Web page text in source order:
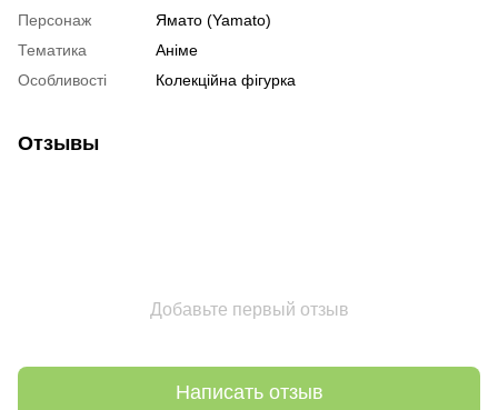
Персонаж
Ямато (Yamato)
Тематика
Аніме
Особливості
Колекційна фігурка
Отзывы
Добавьте первый отзыв
Написать отзыв